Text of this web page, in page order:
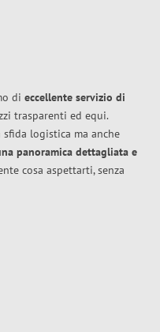
di eccellente servizio di
trasparenti ed equi.
logistica ma anche
panoramica dettagliata e
cosa aspettarti, senza